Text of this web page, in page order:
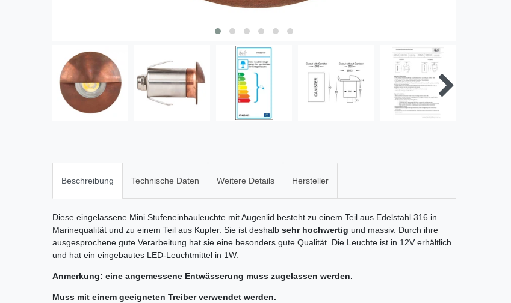
Beschreibung Technische Daten Weitere Details Hersteller
Diese eingelassene Mini Stufeneinbauleuchte mit Augenlid besteht zu einem Teil aus Edelstahl 316 in
Marinequalität und zu einem Teil aus Kupfer. Sie ist deshalb sehr hochwertig und massiv. Durch ihre
ausgesprochene gute Verarbeitung hat sie eine besonders gute Qualität. Die Leuchte ist in 12V erhältlich
und hat ein eingebautes LED-Leuchtmittel in 1W.
Anmerkung: eine angemessene Entwässerung muss zugelassen werden.
Muss mit einem geeigneten Treiber verwendet werden.